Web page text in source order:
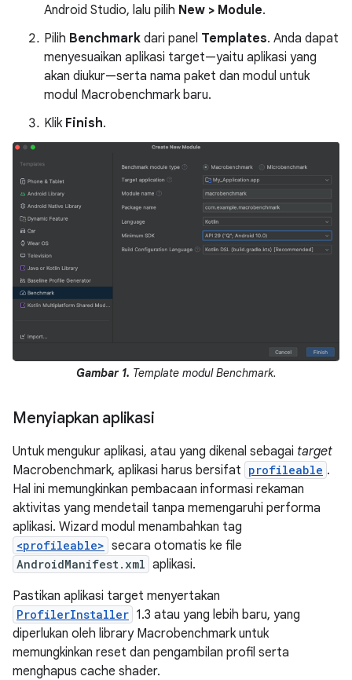
Android Studio, lalu pilih New > Module.
Pilih Benchmark dari panel Templates. Anda dapat
menyesuaikan aplikasi target—yaitu aplikasi yang
akan diukur—serta nama paket dan modul untuk
modul Macrobenchmark baru.
Klik Finish.
Gambar 1. Template modul Benchmark.
Menyiapkan aplikasi
Untuk mengukur aplikasi, atau yang dikenal sebagai target
Macrobenchmark, aplikasi harus bersifat profileable .
Hal ini memungkinkan pembacaan informasi rekaman
aktivitas yang mendetail tanpa memengaruhi performa
aplikasi. Wizard modul menambahkan tag
<profileable> secara otomatis ke file
AndroidManifest.xml aplikasi.
Pastikan aplikasi target menyertakan
ProfilerInstaller 1.3 atau yang lebih baru, yang
diperlukan oleh library Macrobenchmark untuk
memungkinkan reset dan pengambilan profil serta
menghapus cache shader.